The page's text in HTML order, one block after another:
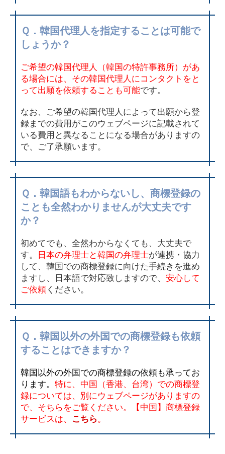
Ｑ．韓国代理人を指定することは可能で
しょうか？
ご希望の韓国代理人（韓国の特許事務所）があ
る場合には、その韓国代理人にコンタクトをと
って出願を依頼することも可能です。
なお、ご希望の韓国代理人によって出願から登
録までの費用がこのウェブページに記載されて
いる費用と異なることになる場合がありますの
で、ご了承願います。
Ｑ．韓国語もわからないし、商標登録の
ことも全然わかりませんが大丈夫です
か？
初めてでも、全然わからなくても、大丈夫で
す。
日本の弁理士と韓国の弁理士が連携・協力
して、韓国での商標登録に向けた手続きを進め
ますし、日本語で対応致しますので、 安心して
ご依頼 ください。
Ｑ．韓国以外の外国での商標登録も依頼
することはできますか？
韓国以外の外国での商標登録の依頼も承ってお
ります。 特に、中国（香港、台湾）での商標登
録については、別にウェブページがありますの
で、そちらをご覧ください。【中国】商標登録
サービスは、
こちら。